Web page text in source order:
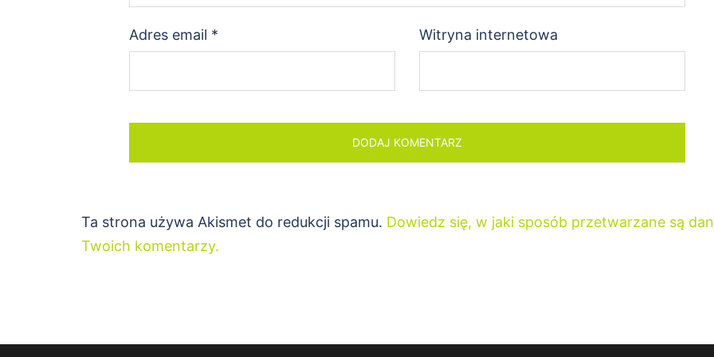
Adres email * Witryna internetowa
Ta strona używa Akismet do redukcji spamu. Dowiedz się, w jaki sposób przetwarzane są
Twoich komentarzy.